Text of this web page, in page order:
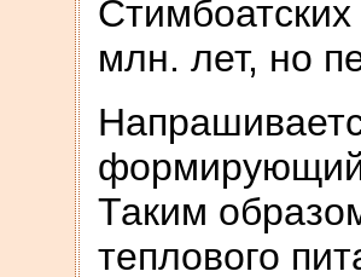
млн. лет, но
формирующий
Таким
теплового